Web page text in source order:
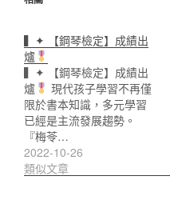
▍✦ 【鋼琴檢定】成績出
爐
▍✦ 【鋼琴檢定】成績出
爐
現代孩子學習不再僅
限於書本知識，多元學習
已經是主流發展趨勢。
『梅苓…
2022-10-26
類似文章